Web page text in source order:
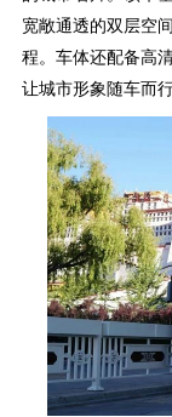
宽敞通透的双层空
程。车体还配备高
让城市形象随车而行